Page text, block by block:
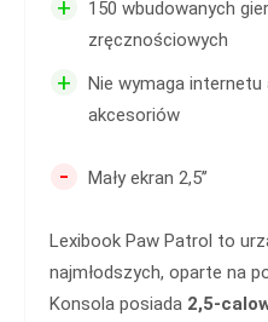
+
150 wbudowanych
zręcznościowych
+
Nie wymaga
akcesoriów
- Mały ekran 2,5’’
Lexibook Paw Patrol to
najmłodszych, oparte na
Konsola posiada 2,5-